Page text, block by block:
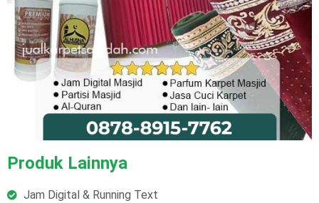
Produk Lainnya
Jam Digital & Running Text